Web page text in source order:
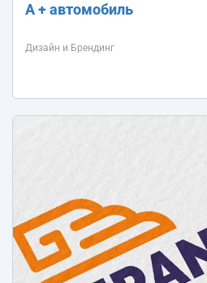
А + автомобиль
Дизайн и Брендинг